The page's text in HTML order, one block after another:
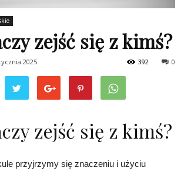
zejść się z kimś?
2025 0
392
zejść się z kimś?
przyjrzymy się znaczeniu i użyciu